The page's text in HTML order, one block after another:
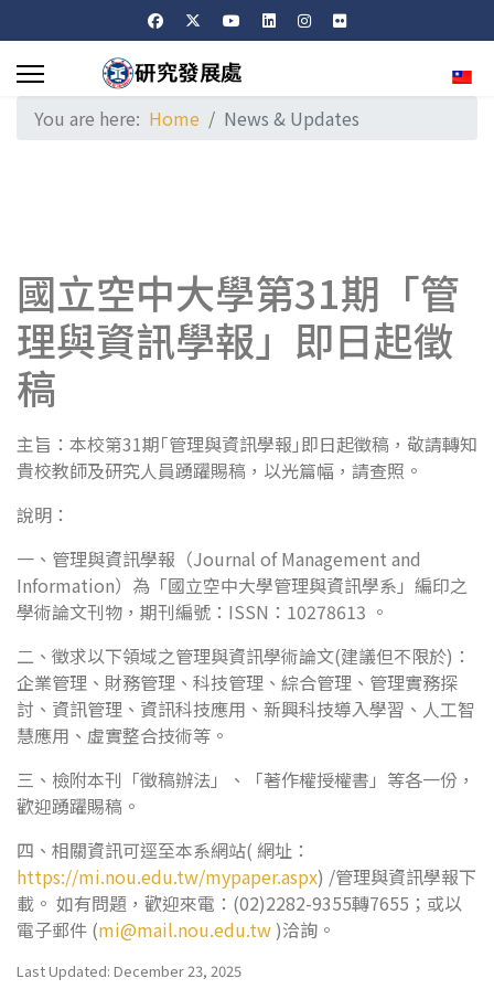
You are here: Home News & Updates
國立空中大學第31期「管
理與資訊學報」即日起徵
稿
主旨：本校第31期｢管理與資訊學報｣即日起徵稿，敬請轉知
貴校教師及研究人員踴躍賜稿，以光篇幅，請查照。
說明：
一、管理與資訊學報（Journal of Management and
Information）為「國立空中大學管理與資訊學系」編印之
學術論文刊物，期刊編號：ISSN：10278613 。
二、徵求以下領域之管理與資訊學術論文(建議但不限於)：
企業管理、財務管理、科技管理、綜合管理、管理實務探
討、資訊管理、資訊科技應用、新興科技導入學習、人工智
慧應用、虛實整合技術等。
三、檢附本刊「徵稿辦法」、「著作權授權書」等各一份，
歡迎踴躍賜稿。
四、相關資訊可逕至本系網站( 網址：
https://mi.nou.edu.tw/mypaper.aspx) /管理與資訊學報下
載。 如有問題，歡迎來電：(02)2282-9355轉7655；或以
電子郵件 (mi@mail.nou.edu.tw)洽詢。
Last Updated: December 23, 2025